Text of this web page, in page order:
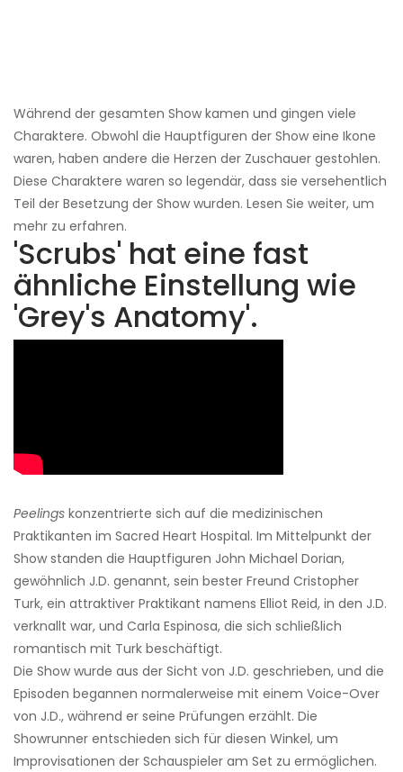
Während der gesamten Show kamen und gingen viele
Charaktere. Obwohl die Hauptfiguren der Show eine Ikone
waren, haben andere die Herzen der Zuschauer gestohlen.
Diese Charaktere waren so legendär, dass sie versehentlich
Teil der Besetzung der Show wurden. Lesen Sie weiter, um
mehr zu erfahren.
'Scrubs' hat eine fast
ähnliche Einstellung wie
'Grey's Anatomy'.
Peelings konzentrierte sich auf die medizinischen
Praktikanten im Sacred Heart Hospital. Im Mittelpunkt der
Show standen die Hauptfiguren John Michael Dorian,
gewöhnlich J.D. genannt, sein bester Freund Cristopher
Turk, ein attraktiver Praktikant namens Elliot Reid, in den J.D.
verknallt war, und Carla Espinosa, die sich schließlich
romantisch mit Turk beschäftigt.
Die Show wurde aus der Sicht von J.D. geschrieben, und die
Episoden begannen normalerweise mit einem Voice-Over
von J.D., während er seine Prüfungen erzählt. Die
Showrunner entschieden sich für diesen Winkel, um
Improvisationen der Schauspieler am Set zu ermöglichen.